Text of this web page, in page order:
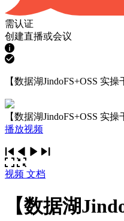
需认证
创建直播或会议
【数据湖JindoFS+OSS 实
【数据湖JindoFS+OSS 实
播放视频
视频 文档
【数据湖